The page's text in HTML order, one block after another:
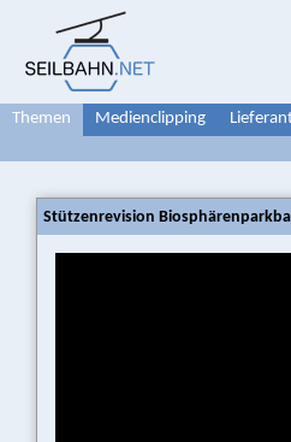
Themen Medienclipping
Stützenrevision